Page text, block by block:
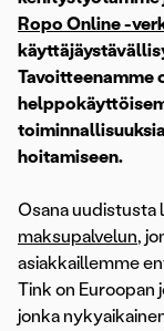
Ropo Online -
Tavoitteenamme
hoitamiseen.
Osana uudistusta
maksupalvelun,
asiakkaillemme
Tink on Euroopan
jonka